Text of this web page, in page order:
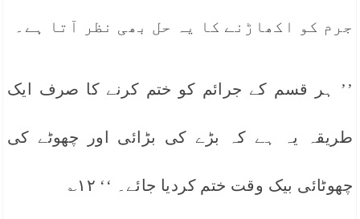
جرم کو اکھاڑنے کا یہ حل بھی نظر آتا ہے۔
’’ ہر قسم کے جرائم کو ختم کرنے کا صرف ایک
طریقہ یہ ہے کہ بڑے کی بڑائی اور چھوٹے کی
چھوٹائی بیک وقت ختم کردیا جائے۔ ‘‘ ۱۲؎